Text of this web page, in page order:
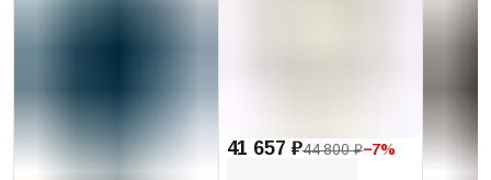
41 657 ₽44 800 ₽−7%